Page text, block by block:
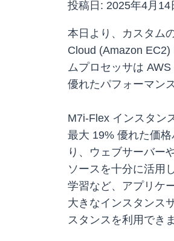
投稿日: 2025年4月14
本日より、カスタム
Cloud (Amazon
ムプロセッサは
優れたパフォーマン
M7i-Flex インスタン
最大 19% 優れた価
り、ウェブサーバー
ソースを十分に活用
学習など、アプリケ
大きなインスタンス
スタンスを利用できま